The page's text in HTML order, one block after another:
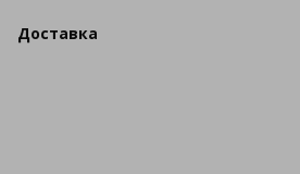
Доставка